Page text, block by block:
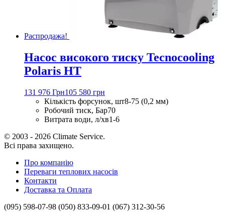
Распродажа!
Насос високого тиску Tecnocooling
Polaris HT
131 976 Грн105 580 грн
Кількість форсунок, шт8-75 (0,2 мм)
Робочий тиск, Бар70
Витрата води, л/хв1-6
© 2003 - 2026 Climate Service.
Всі права захищено.
Про компанію
Переваги теплових насосів
Контакти
Доставка та Оплата
(095) 598-07-98 (050) 833-09-01 (067) 312-30-56